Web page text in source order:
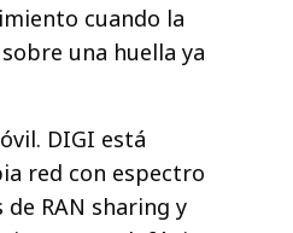
cuando la
una huella ya
DIGI está
red con espectro
RAN sharing y